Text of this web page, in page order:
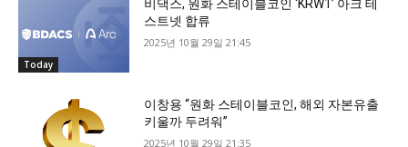
Today
비댁스, 원화 스테이블코인 ‘KRW1’ 아크 테
스트넷 합류
2025년 10월 29일 21:45
이창용 “원화 스테이블코인, 해외 자본유출
키울까 두려워”
2025년 10월 29일 21:35